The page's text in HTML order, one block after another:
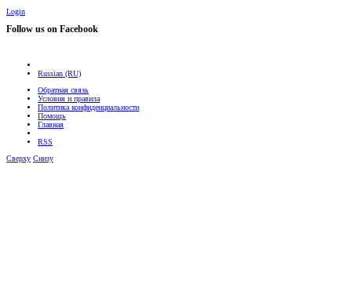
Login
Follow us on Facebook
Russian (RU)
Обратная связь
Условия и правила
Политика конфиденциальности
Помощь
Главная
RSS
Сверху Снизу